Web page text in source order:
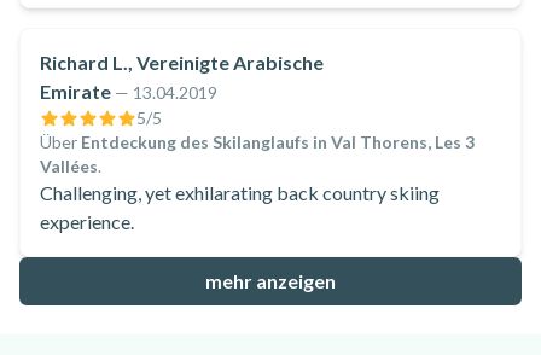
Richard L., Vereinigte Arabische
Emirate — 13.04.2019
5/5
Über Entdeckung des Skilanglaufs in Val Thorens, Les 3
Vallées.
Challenging, yet exhilarating back country skiing
experience.
mehr anzeigen